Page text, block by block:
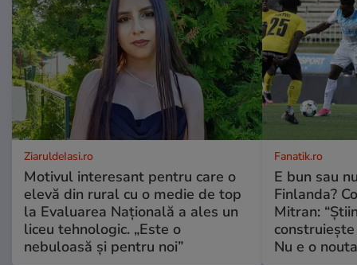
ZiaruldeIasi.ro
Motivul interesant pentru care o
elevă din rural cu o medie de top
la Evaluarea Națională a ales un
liceu tehnologic. „Este o
nebuloasă și pentru noi”
Fanatik.ro
E bun sau
Finlanda?
Mitran:
Nu e o